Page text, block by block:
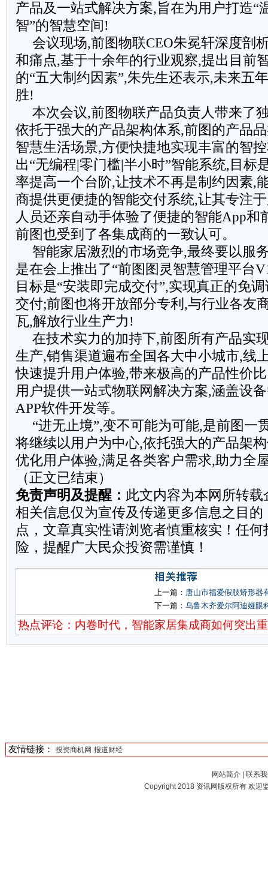
产品及一站式解决方案,旨在为用户打造“
智”的智慧空间!
会议现场,前图物联CEO朱冕轩深度剖
和痛点,基于十余年的行业观察,提出目前
的“五大制约因素”,朱先生还表示,未来五
胜!
本次会议,前图物联产品负责人带来了
依托于强大的产品架构体系,前图的产品
智慧生活场景,方便快捷地实现丰富的智
出“无编程|零门槛|半小时”智能系统,目标
率提高一个台阶,让技术不再是制约因素,
商提供更便捷的智能交付系统,让其专注
人员还亲自动手体验了便捷的智能App和
前图也受到了各集成商的一致认可。
智能家居激烈的市场竞争,最终要以服
是在会上推出了“前图图灵智慧管理平台
目标是“安装即完成交付”,实现真正的免
交付;前图也将开放部分专利,与行业各友
瓦,解放行业生产力!
在技术实力的加持下,前图所有产品实
生产,销售渠道遍布全国各大中小城市,线
快速提升用户体验,带来极高的产品性价
用户提供一站式物联网解决方案,涵盖设
APP软件开发等。
“进无止境”,变不可能为可能,是前图一
将继续以用户为中心,依托强大的产品架
优化用户体验,满足各类客户需求,助力全
（正文已结束）
免责声明及提醒： 此文内容为本网所转
相关信息仅为宣传及传递更多信息之目
点，文章真实性请浏览者慎重核实！任
险，提醒广大民众投资需谨慎！
上一篇： 唐山市福爱假肢矫形器
下一篇： 乌鲁木齐爱尔阿迪娅眼
热点评论：内卷时代，智能家居集成商如何突出
友情链接： 投资商机网 报道财经
网站简介
联系
Copyright 2018 资讯网 版权所有 欢迎